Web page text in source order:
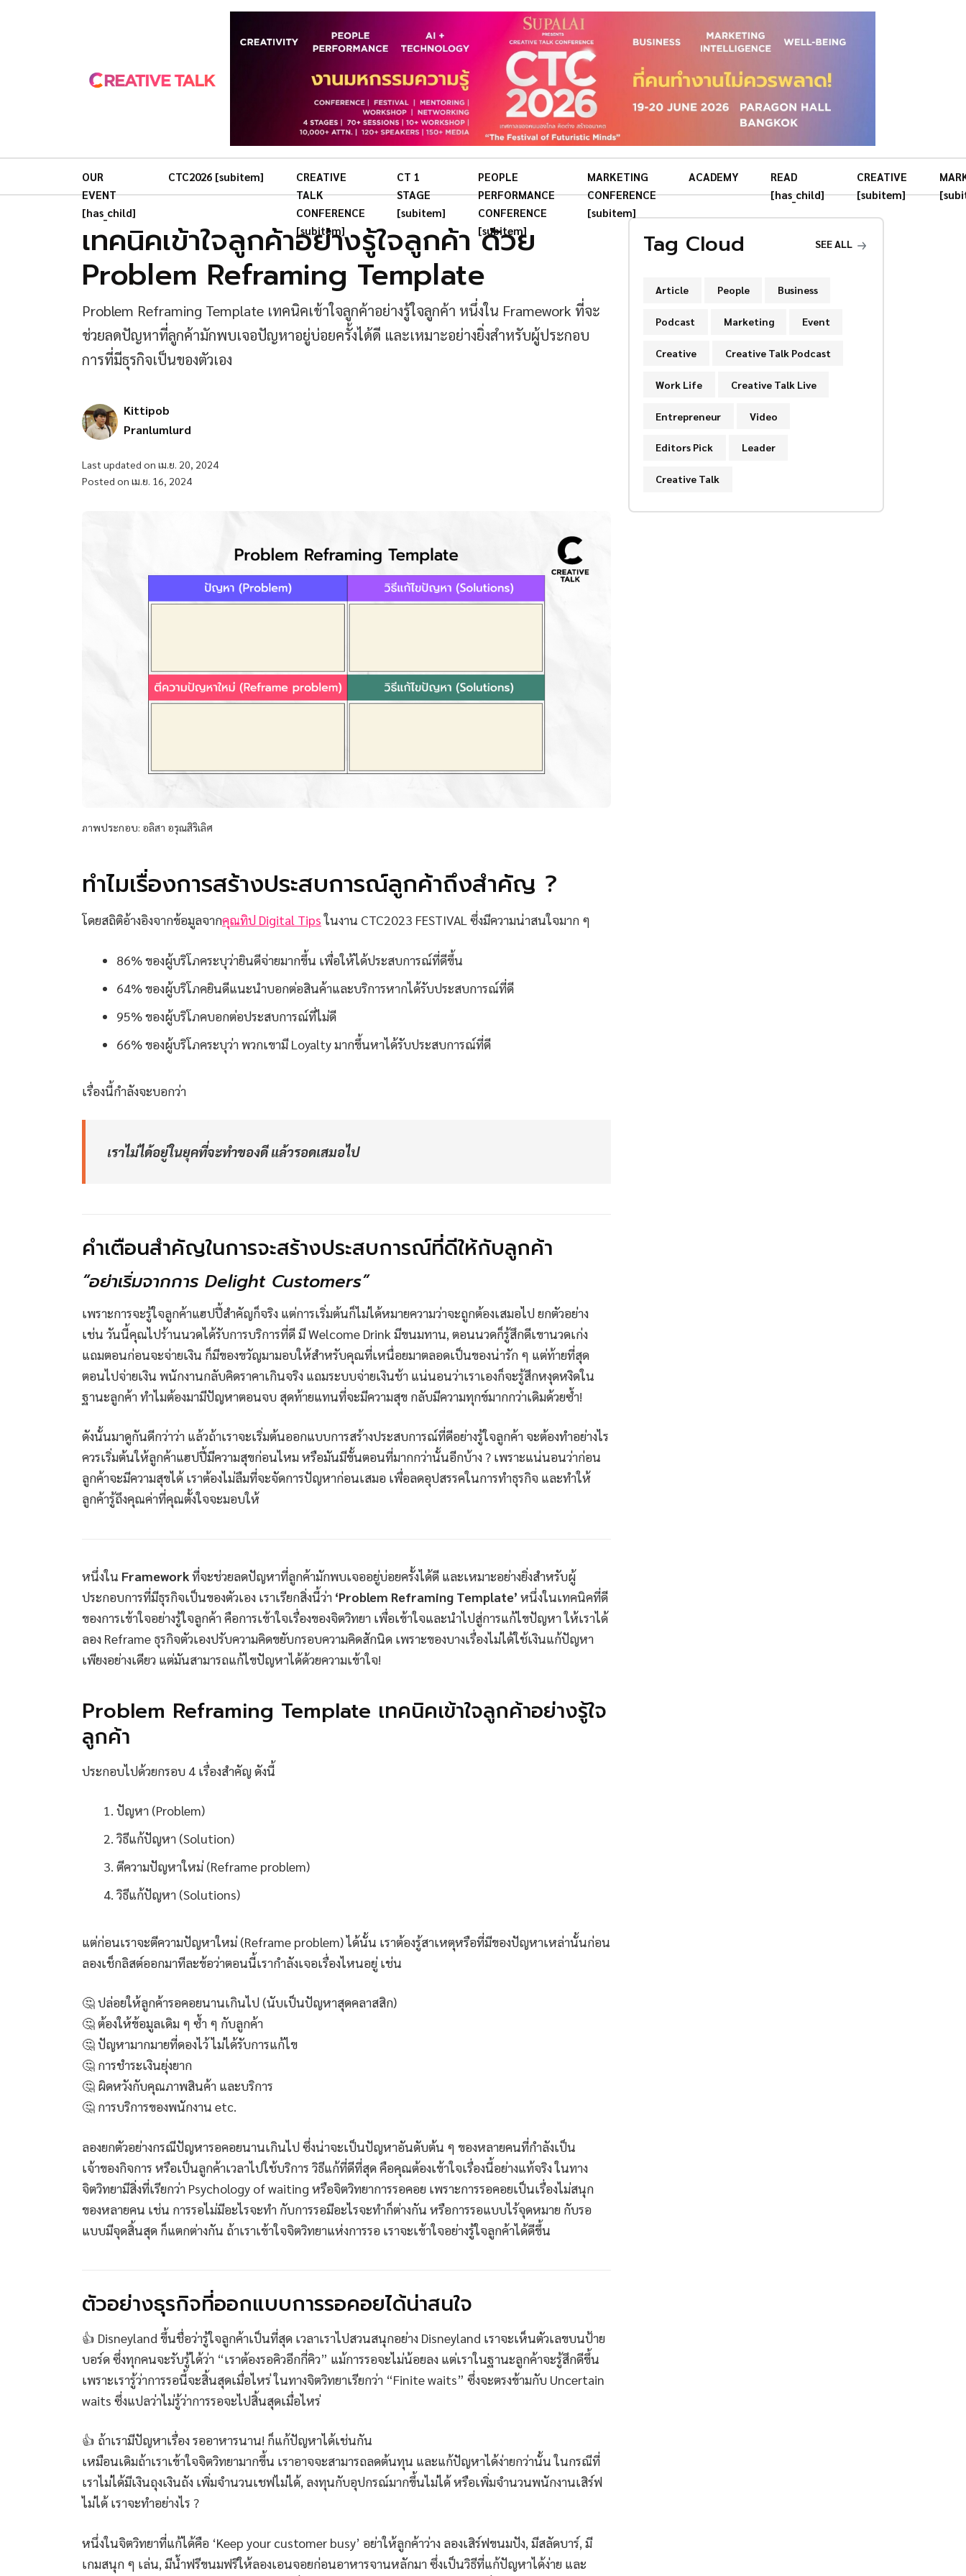
OUR
EVENT
[has_child]
CTC2026 [subitem]
CREATIVE
TALK
CONFERENCE
[subitem]
CT 1
STAGE
[subitem]
PEOPLE
PERFORMANCE
CONFERENCE
[subitem]
MARKETING
CONFERENCE
[subitem]
ACADEMY
READ
[has_child]
CREATIVE
[subitem]
เทคนิคเข้าใจลูกค้าอย่างรู้ใจลูกค้า ด้วย
Problem Reframing Template
Problem Reframing Template เทคนิคเข้าใจลูกค้าอย่างรู้ใจลูกค้า หนึ่งใน Framework ที่จะ
ช่วยลดปัญหาที่ลูกค้ามักพบเจอปัญหาอยู่บ่อยครั้งได้ดี และเหมาะอย่างยิ่งสำหรับผู้ประกอบ
การที่มีธุรกิจเป็นของตัวเอง
Kittipob
Pranlumlurd
Last updated on เม.ย. 20, 2024
Posted on เม.ย. 16, 2024
ภาพประกอบ: อลิสา อรุณสิริเลิศ
ทำไมเรื่องการสร้างประสบการณ์ลูกค้าถึงสำคัญ ?
โดยสถิติอ้างอิงจากข้อมูลจากคุณทิป Digital Tipsในงาน CTC2023 FESTIVAL ซึ่งมีความน่าสนใจมาก ๆ
86% ของผู้บริโภคระบุว่ายินดีจ่ายมากขึ้น เพื่อให้ได้ประสบการณ์ที่ดีขึ้น
64% ของผู้บริโภคยินดีแนะนำบอกต่อสินค้าและบริการหากได้รับประสบการณ์ที่ดี
95% ของผู้บริโภคบอกต่อประสบการณ์ที่ไม่ดี
66% ของผู้บริโภคระบุว่า พวกเขามี Loyalty มากขึ้นหาได้รับประสบการณ์ที่ดี
เรื่องนี้กำลังจะบอกว่า
เราไม่ได้อยู่ในยุคที่จะทำของดี แล้วรอดเสมอไป
คำเตือนสำคัญในการจะสร้างประสบการณ์ที่ดีให้กับลูกค้า
“อย่าเริ่มจากการ Delight Customers”
เพราะการจะรู้ใจลูกค้าแฮปปี้สำคัญก็จริง แต่การเริ่มต้นก็ไม่ได้หมายความว่าจะถูกต้องเสมอไป ยกตัวอย่าง
เช่น วันนี้คุณไปร้านนวดได้รับการบริการที่ดี มี Welcome Drink มีขนมทาน, ตอนนวดก็รู้สึกดีเขานวดเก่ง
แถมตอนก่อนจะจ่ายเงิน ก็มีของขวัญมามอบให้สำหรับคุณที่เหนื่อยมาตลอดเป็นของน่ารัก ๆ แต่ท้ายที่สุด
ตอนไปจ่ายเงิน พนักงานกลับคิดราคาเกินจริง แถมระบบจ่ายเงินช้า แน่นอนว่าเราเองก็จะรู้สึกหงุดหงิดใน
ฐานะลูกค้า ทำไมต้องมามีปัญหาตอนจบ สุดท้ายแทนที่จะมีความสุข กลับมีความทุกข์มากกว่าเดิมด้วยซ้ำ!
ดังนั้นมาดูกันดีกว่าว่า แล้วถ้าเราจะเริ่มต้นออกแบบการสร้างประสบการณ์ที่ดีอย่างรู้ใจลูกค้า จะต้องทำอย่างไร
ควรเริ่มต้นให้ลูกค้าแฮปปี้มีความสุขก่อนไหม หรือมันมีขั้นตอนที่มากกว่านั้นอีกบ้าง ? เพราะแน่นอนว่าก่อน
ลูกค้าจะมีความสุขได้ เราต้องไม่ลืมที่จะจัดการปัญหาก่อนเสมอ เพื่อลดอุปสรรคในการทำธุรกิจ และทำให้
ลูกค้ารู้ถึงคุณค่าที่คุณตั้งใจจะมอบให้
หนึ่งใน Frameworkที่จะช่วยลดปัญหาที่ลูกค้ามักพบเจออยู่บ่อยครั้งได้ดี และเหมาะอย่างยิ่งสำหรับผู้
ประกอบการที่มีธุรกิจเป็นของตัวเอง เราเรียกสิ่งนี้ว่า ‘Problem Reframing Template’ หนึ่งในเทคนิคที่ดี
ของการเข้าใจอย่างรู้ใจลูกค้า คือการเข้าใจเรื่องของจิตวิทยา เพื่อเข้าใจและนำไปสู่การแก้ไขปัญหา ให้เราได้
ลอง Reframe ธุรกิจตัวเองปรับความคิดขยับกรอบความคิดสักนิด เพราะของบางเรื่องไม่ได้ใช้เงินแก้ปัญหา
เพียงอย่างเดียว แต่มันสามารถแก้ไขปัญหาได้ด้วยความเข้าใจ!
Problem Reframing Template เทคนิคเข้าใจลูกค้าอย่างรู้ใจ
ลูกค้า
ประกอบไปด้วยกรอบ 4 เรื่องสำคัญ ดังนี้
ปัญหา (Problem)
วิธีแก้ปัญหา (Solution)
ตีความปัญหาใหม่ (Reframe problem)
วิธีแก้ปัญหา (Solutions)
แต่ก่อนเราจะตีความปัญหาใหม่ (Reframe problem) ได้นั้น เราต้องรู้สาเหตุหรือที่มีของปัญหาเหล่านั้นก่อน
ลองเช็กลิสต์ออกมาทีละข้อว่าตอนนี้เรากำลังเจอเรื่องไหนอยู่ เช่น
🤔 ปล่อยให้ลูกค้ารอคอยนานเกินไป (นับเป็นปัญหาสุดคลาสสิก)
🤔 ต้องให้ข้อมูลเดิม ๆ ซ้ำ ๆ กับลูกค้า
🤔 ปัญหามากมายที่ดองไว้ ไม่ได้รับการแก้ไข
🤔 การชำระเงินยุ่งยาก
🤔 ผิดหวังกับคุณภาพสินค้า และบริการ
🤔 การบริการของพนักงาน etc.
ลองยกตัวอย่างกรณีปัญหารอคอยนานเกินไป ซึ่งน่าจะเป็นปัญหาอันดับต้น ๆ ของหลายคนที่กำลังเป็น
เจ้าของกิจการ หรือเป็นลูกค้าเวลาไปใช้บริการ วิธีแก้ที่ดีที่สุด คือคุณต้องเข้าใจเรื่องนี้อย่างแท้จริง ในทาง
จิตวิทยามีสิ่งที่เรียกว่า Psychology of waiting หรือจิตวิทยาการรอคอย เพราะการรอคอยเป็นเรื่องไม่สนุก
ของหลายคน เช่น การรอไม่มีอะไรจะทำ กับการรอมีอะไรจะทำก็ต่างกัน หรือการรอแบบไร้จุดหมาย กับรอ
แบบมีจุดสิ้นสุด ก็แตกต่างกัน ถ้าเราเข้าใจจิตวิทยาแห่งการรอ เราจะเข้าใจอย่างรู้ใจลูกค้าได้ดีขึ้น
ตัวอย่างธุรกิจที่ออกแบบการรอคอยได้น่าสนใจ
👍 Disneyland ขึ้นชื่อว่ารู้ใจลูกค้าเป็นที่สุด เวลาเราไปสวนสนุกอย่าง Disneyland เราจะเห็นตัวเลขบนป้าย
บอร์ด ซึ่งทุกคนจะรับรู้ได้ว่า “เราต้องรอคิวอีกกี่คิว” แม้การรอจะไม่น้อยลง แต่เราในฐานะลูกค้าจะรู้สึกดีขึ้น
เพราะเรารู้ว่าการรอนี้จะสิ้นสุดเมื่อไหร่ ในทางจิตวิทยาเรียกว่า “Finite waits” ซึ่งจะตรงข้ามกับ Uncertain
waits ซึ่งแปลว่าไม่รู้ว่าการรอจะไปสิ้นสุดเมื่อไหร่
👍 ถ้าเรามีปัญหาเรื่อง รออาหารนาน! ก็แก้ปัญหาได้เช่นกัน
เหมือนเดิมถ้าเราเข้าใจจิตวิทยามากขึ้น เราอาจจะสามารถลดต้นทุน และแก้ปัญหาได้ง่ายกว่านั้น ในกรณีที่
เราไม่ได้มีเงินถุงเงินถัง เพิ่มจำนวนเชฟไม่ได้, ลงทุนกับอุปกรณ์มากขึ้นไม่ได้ หรือเพิ่มจำนวนพนักงานเสิร์ฟ
ไม่ได้ เราจะทำอย่างไร ?
หนึ่งในจิตวิทยาที่แก้ได้คือ ‘Keep your customer busy’ อย่าให้ลูกค้าว่าง ลองเสิร์ฟขนมปัง, มีสลัดบาร์, มี
เกมสนุก ๆ เล่น, มีน้ำฟรีขนมฟรีให้ลองเอนจอยก่อนอาหารจานหลักมา ซึ่งเป็นวิธีที่แก้ปัญหาได้ง่าย และ
Tag Cloud SEE ALL
Article People Business
Podcast Marketing Event
Creative Creative Talk Podcast
Work Life Creative Talk Live
Entrepreneur Video
Editors Pick Leader
Creative Talk